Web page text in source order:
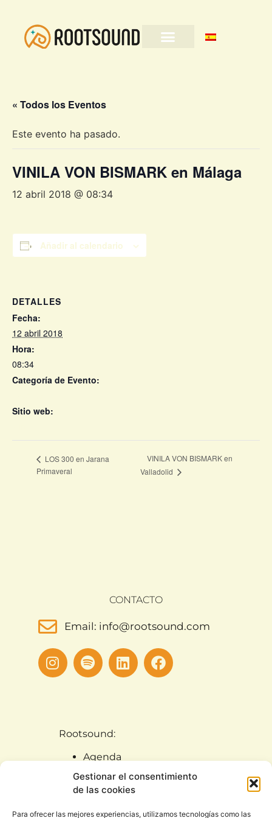
Gestionar el consentimiento
de las cookies
Para ofrecer las mejores experiencias, utilizamos tecnologías como las
« Todos los Eventos
Este evento ha pasado.
VINILA VON BISMARK en Málaga
12 abril 2018 @ 08:34
Añadir al calendario
DETALLES
Fecha:
12 abril 2018
Hora:
08:34
Categoría de Evento:
Sitio web:
LOS 300 en Jarana
Primaveral
VINILA VON BISMARK en
Valladolid
CONTACTO
Email: info@rootsound.com
Rootsound:
Agenda
Artistas
Noticias
somos)